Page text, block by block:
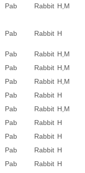
Pab Rabbit H,M
Pab Rabbit H
Pab Rabbit H,M
Pab Rabbit H,M
Pab Rabbit H,M
Pab Rabbit H
Pab Rabbit H,M
Pab Rabbit H
Pab Rabbit H
Pab Rabbit H
Pab Rabbit H